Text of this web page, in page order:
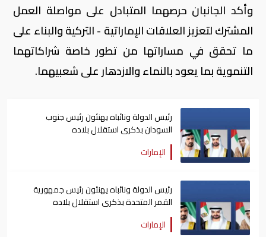
وأكد الجانبان حرصهما المتبادل على مواصلة العمل
المشترك لتعزيز العلاقات الإماراتية - التركية والبناء على
ما تحقق في مساراتها من تطور خاصة شراكاتهما
التنموية بما يعود بالنماء والازدهار على شعبيهما.
رئيس الدولة ونائباه يهنئون رئيس جنوب
السودان بذكرى استقلال بلاده
الإمارات
رئيس الدولة ونائباه يهنئون رئيس جمهورية
القمر المتحدة بذكرى استقلال بلاده
الإمارات